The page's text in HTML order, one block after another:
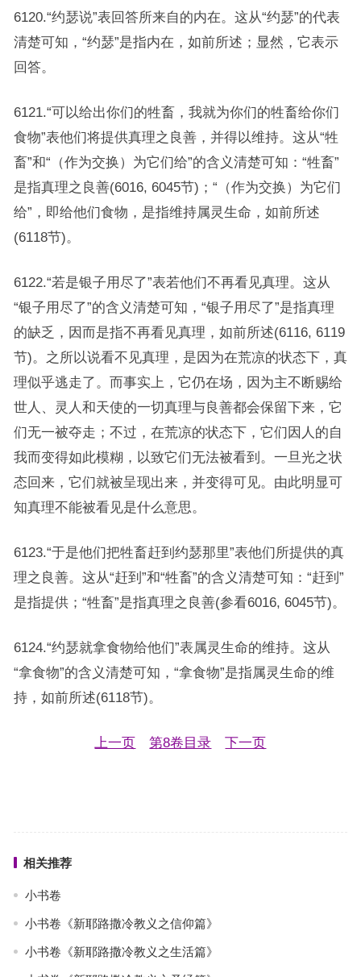
6120.“约瑟说”表回答所来自的内在。这从“约瑟”的代表
清楚可知，“约瑟”是指内在，如前所述；显然，它表示
回答。
6121.“可以给出你们的牲畜，我就为你们的牲畜给你们
食物”表他们将提供真理之良善，并得以维持。这从“牲
畜”和“（作为交换）为它们给”的含义清楚可知：“牲畜”
是指真理之良善(6016, 6045节)；“（作为交换）为它们
给”，即给他们食物，是指维持属灵生命，如前所述
(6118节)。
6122.“若是银子用尽了”表若他们不再看见真理。这从
“银子用尽了”的含义清楚可知，“银子用尽了”是指真理
的缺乏，因而是指不再看见真理，如前所述(6116, 6119
节)。之所以说看不见真理，是因为在荒凉的状态下，真
理似乎逃走了。而事实上，它仍在场，因为主不断赐给
世人、灵人和天使的一切真理与良善都会保留下来，它
们无一被夺走；不过，在荒凉的状态下，它们因人的自
我而变得如此模糊，以致它们无法被看到。一旦光之状
态回来，它们就被呈现出来，并变得可见。由此明显可
知真理不能被看见是什么意思。
6123.“于是他们把牲畜赶到约瑟那里”表他们所提供的真
理之良善。这从“赶到”和“牲畜”的含义清楚可知：“赶到”
是指提供；“牲畜”是指真理之良善(参看6016, 6045节)。
6124.“约瑟就拿食物给他们”表属灵生命的维持。这从
“拿食物”的含义清楚可知，“拿食物”是指属灵生命的维
持，如前所述(6118节)。
上一页 第8卷目录 下一页
相关推荐
小书卷
小书卷《新耶路撒冷教义之信仰篇》
小书卷《新耶路撒冷教义之生活篇》